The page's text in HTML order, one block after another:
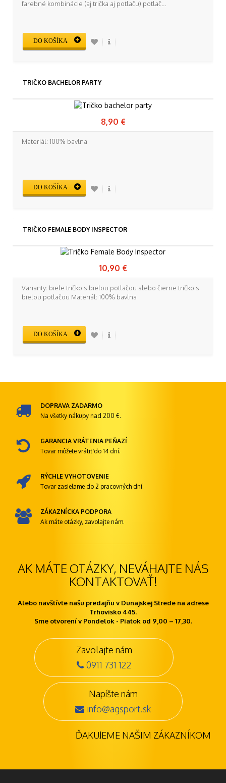
farebné kombinácie (aj trička aj potlaču) potlač...
DO KOŠÍKA
TRIČKO BACHELOR PARTY
8,90 €
Materiál: 100% bavlna
DO KOŠÍKA
TRIČKO FEMALE BODY INSPECTOR
10,90 €
Varianty: biele tričko s bielou potlačou alebo čierne tričko s
bielou potlačou Materiál: 100% bavlna
DO KOŠÍKA
DOPRAVA ZADARMO
Na všetky nákupy nad 200 €.
GARANCIA VRÁTENIA PEŇAZÍ
Tovar môžete vrátiť do 14 dní.
RÝCHLE VYHOTOVENIE
Tovar zasielame do 2 pracovných dní.
ZÁKAZNÍCKA PODPORA
Ak máte otázky, zavolajte nám.
AK MÁTE OTÁZKY, NEVÁHAJTE NÁS
KONTAKTOVAŤ!
Alebo navštívte našu predajňu v Dunajskej Strede na adrese
Trhovisko 445.
Sme otvorení v Pondelok - Piatok od 9,00 – 17,30.
Zavolajte nám
0911 731 122
Napíšte nám
info@agsport.sk
ĎAKUJEME NAŠIM ZÁKAZNÍKOM